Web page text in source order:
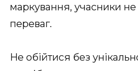
маркування, учасники
переваг.
Не обійтися без